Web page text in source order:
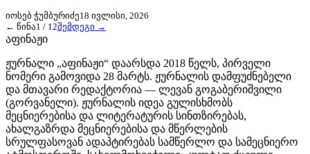
იოსებ ჭუმბურიძე18 ივლისი, 2026
← წინა1 / 12შემდეგი →
აფინაჟი
ჟურნალი „აფინაჟი“ დაარსდა 2018 წელს, პირველი
ნომერი გამოვიდა 28 მარტს. ჟურნალის დამფუძნებელი
და მთავარი რედაქტორია — ლევან გოგაბერიშვილი
(გორვანელი). ჟურნალის იდეა გულისხმობს
მეცნიერებისა და ლიტერატურის სინთზირებას,
ახალგაზრდა მეცნიერებისა და მწერლების
სრულფასოვან ადაპტირებას სამწერლო და სამეცნიერო